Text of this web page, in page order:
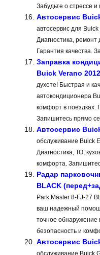
Забудьте о стрессе
Автосервис
автосервис для
Диагностика, ремонт
Гарантия качества.
Заправка
Buick Verano
духоте! Быстрая и
автокондиционера
комфорт в поездках.
Запишитесь прямо
Автосервис
обслуживание Buick
Диагностика, ТО,
комфорта.
Радар
BLACK
Park Master 8-FJ-27
ваш надежный
точное обнаружение
безопасность и
Автосервис
обслуживание Buick